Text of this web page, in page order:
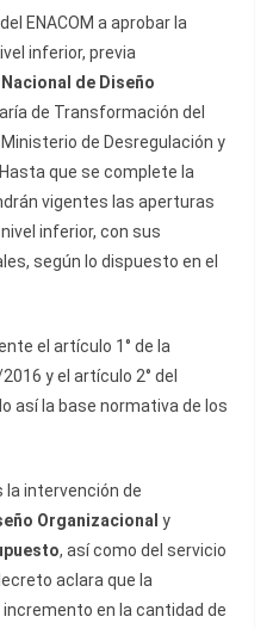
ENACOM a aprobar la
inferior, previa
de Diseño
de Transformación del
de Desregulación y
que se complete la
vigentes las aperturas
inferior, con sus
según lo dispuesto en el
el artículo 1° de la
y el artículo 2° del
así la base normativa de los
la intervención de
Organizacional y
, así como del servicio
aclara que la
en la cantidad de